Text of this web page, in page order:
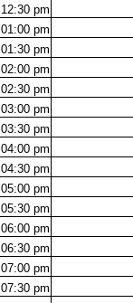
12:30 pm
01:00 pm
01:30 pm
02:00 pm
02:30 pm
03:00 pm
03:30 pm
04:00 pm
04:30 pm
05:00 pm
05:30 pm
06:00 pm
06:30 pm
07:00 pm
07:30 pm